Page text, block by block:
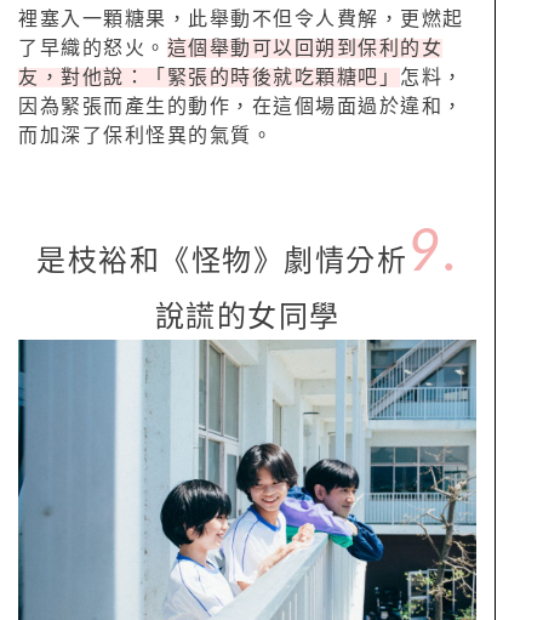
裡塞入一顆糖果，此舉動不但令人費解，更燃起
了早織的怒火。 這個舉動可以回朔到保利的女
友，對他說：「緊張的時後就吃顆糖吧」 怎料，
因為緊張而產生的動作，在這個場面過於違和，
而加深了保利怪異的氣質。
是枝裕和《怪物》劇情分析 9.
說謊的女同學